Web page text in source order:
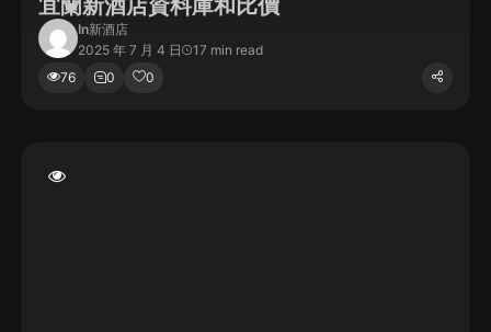
In新酒店
2025 年 7 月 4 日
17 min read
76
0 0